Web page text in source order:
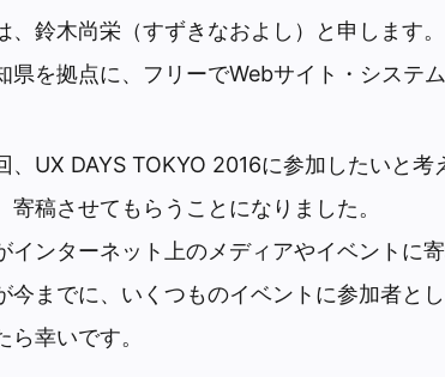
、鈴木尚栄（すずきなおよし）と申します。
県を拠点に、フリーでWebサイト・システ
、UX DAYS TOKYO 2016に参加したいと
寄稿させてもらうことになりました。
インターネット上のメディアやイベントに
今までに、いくつものイベントに参加者と
ら幸いです。